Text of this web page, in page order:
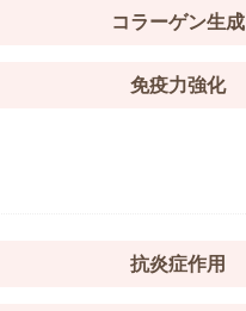
コラーゲン生成
免疫力強化
抗炎症作用